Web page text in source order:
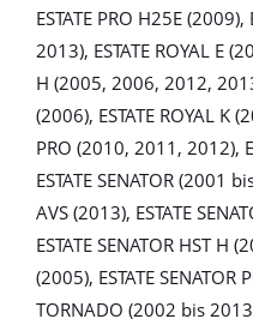
ESTATE PRO H25E
2013), ESTATE ROYAL E
H (2005, 2006, 2012,
(2006), ESTATE ROYAL K
PRO (2010, 2011, 2012),
ESTATE SENATOR (2001
AVS (2013), ESTATE
ESTATE SENATOR HST H
(2005), ESTATE SENATOR
TORNADO (2002 bis